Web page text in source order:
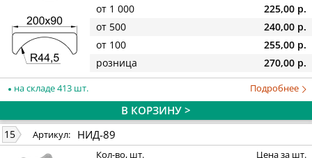
от 1 000
225,00 р.
от 500
240,00 р.
от 100
255,00 р.
розница
270,00 р.
на складе 413 шт. Подробнее
В КОРЗИНУ >
15 Артикул: НИД-89
Кол-во, шт. Цена за шт.